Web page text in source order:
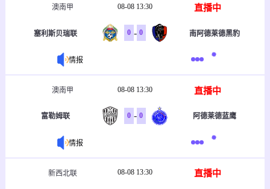
澳南甲 08-08 13:30 直播中
塞利斯贝瑞联 0 - 0 南阿德莱德黑豹
情报
澳南甲 08-08 13:30 直播中
富勒姆联 0 - 0 阿德莱德蓝鹰
情报
新西北联 08-08 13:30 直播中